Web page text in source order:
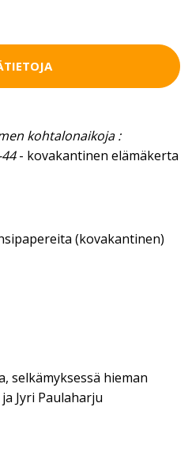
kohtalonaikoja :
- kovakantinen elämäkerta
(kovakantinen)
selkämyksessä hieman
Jyri Paulaharju